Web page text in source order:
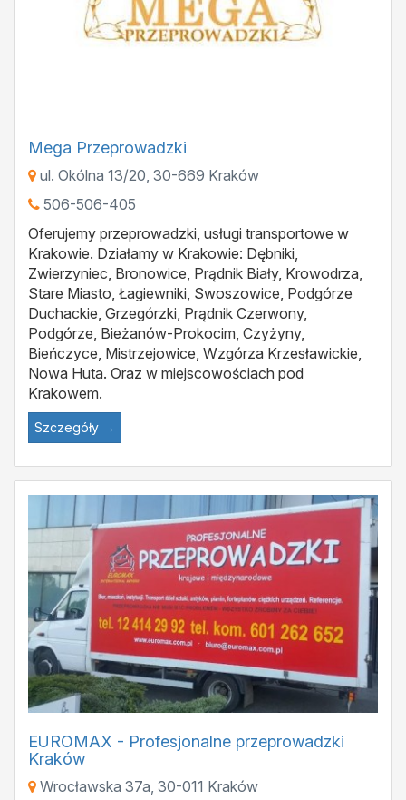
Mega Przeprowadzki
ul. Okólna 13/20 30-669 Kraków
506-506-405
Oferujemy przeprowadzki, usługi transportowe w
Krakowie. Działamy w Krakowie: Dębniki,
Zwierzyniec, Bronowice, Prądnik Biały, Krowodrza,
Stare Miasto, Łagiewniki, Swoszowice, Podgórze
Duchackie, Grzegórzki, Prądnik Czerwony,
Podgórze, Bieżanów-Prokocim, Czyżyny,
Bieńczyce, Mistrzejowice, Wzgórza Krzesławickie,
Nowa Huta. Oraz w miejscowościach pod
Krakowem.
Szczegóły →
EUROMAX - Profesjonalne przeprowadzki
Kraków
Wrocławska 37a 30-011 Kraków